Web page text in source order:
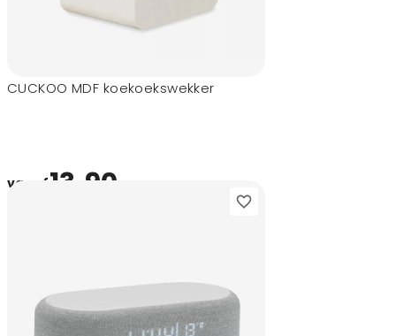
CUCKOO MDF koekoekswekker
vanaf13,90